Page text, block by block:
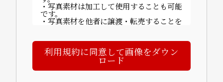
・写真素材は加工して使用することも可能
です。
・写真素材を他者に譲渡・転売することを
・掲載時は以下いずれかのクレジットを記
載してください：
「©山代温泉観光協会」「写真提供：山代
温泉観光協会」など。
【完成物の送付について】
利用規約に同意して画像をダウン
ロード